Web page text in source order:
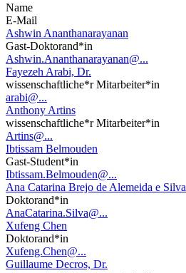
Name
E-Mail
Ashwin Ananthanarayanan
Gast-Doktorand*in
Ashwin.Ananthanarayanan@...
Fayezeh Arabi, Dr.
wissenschaftliche*r Mitarbeiter*in
arabi@...
Anthony Artins
wissenschaftliche*r Mitarbeiter*in
Artins@...
Ibtissam Belmouden
Gast-Student*in
Ibtissam.Belmouden@...
Ana Catarina Brejo de Alemeida e Silva
Doktorand*in
AnaCatarina.Silva@...
Xufeng Chen
Doktorand*in
Xufeng.Chen@...
Guillaume Decros, Dr.